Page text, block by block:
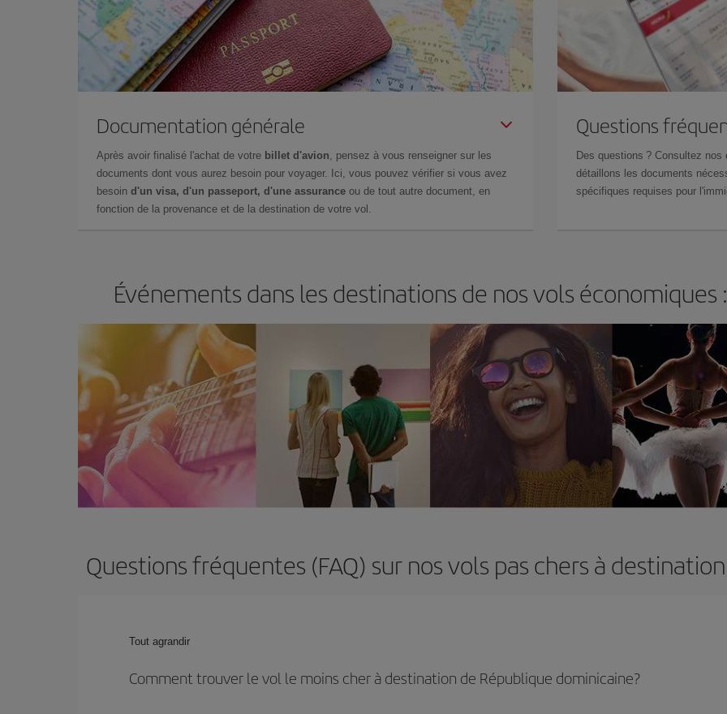
Documentation générale
Après avoir finalisé l'achat de votre billet d'avion , pensez à vous renseigner sur les
documents dont vous aurez besoin pour voyager. Ici, vous pouvez vérifier si vous avez
besoin d'un visa, d'un passeport, d'une assurance ou de tout autre document, en
fonction de la provenance et de la destination de votre vol.
Questions
Des questions ? Consultez nos
détaillons les documents
spécifiques requises pour
Événements dans les destinations de nos vols
Questions fréquentes (FAQ) sur nos vols pas chers à
Tout agrandir
Comment trouver le vol le moins cher à destination de République dominicaine?